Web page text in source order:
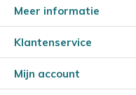
Meer informatie
Klantenservice
Mijn account